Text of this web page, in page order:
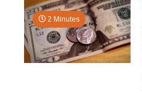
2 Minutes